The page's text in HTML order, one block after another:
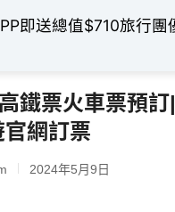
即送總值$710旅行團
鐵票火車票預
網訂票
2024年5月9日